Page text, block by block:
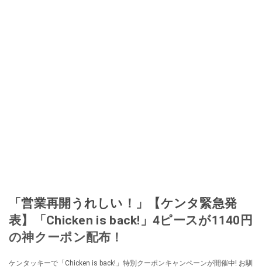
「営業再開うれしい！」【ケンタ緊急発
表】「Chicken is back!」4ピースが1140円
の神クーポン配布！
ケンタッキーで「Chicken is back!」特別クーポンキャンペーンが開催中! お馴